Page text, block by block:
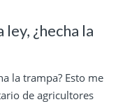
¿hecha la
la trampa? Esto me
de agricultores